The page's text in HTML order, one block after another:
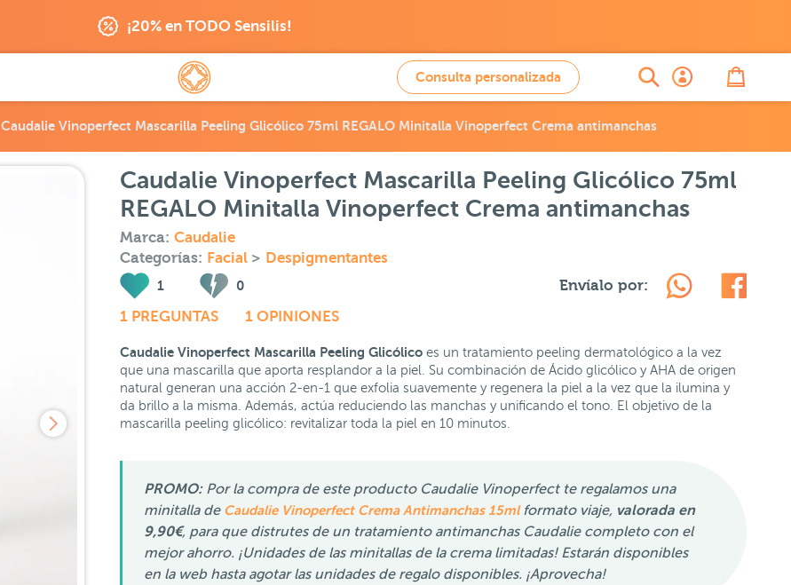
¡20% en TODO Sensilis!
Consulta personalizada
Caudalie Vinoperfect Mascarilla Peeling Glicólico 75ml REGALO Minitalla Vinoperfect Crema antimanchas
Caudalie Vinoperfect Mascarilla Peeling Glicólico 75ml
REGALO Minitalla Vinoperfect Crema antimanchas
Marca: Caudalie
Categorías: Facial > Despigmentantes
1 0
1 PREGUNTAS 1 OPINIONES
Envíalo por:
Caudalie Vinoperfect Mascarilla Peeling Glicólicoes un tratamiento peeling dermatológico a la vez
que una mascarilla que aporta resplandor a la piel. Su combinación de Ácido glicólico y AHA de origen
natural generan una acción 2-en-1 que exfolia suavemente y regenera la piel a la vez que la ilumina y
da brillo a la misma. Además, actúa reduciendo las manchas y unificando el tono. El objetivo de la
mascarilla peeling glicólico: revitalizar toda la piel en 10 minutos.
PROMO:Por la compra de este producto Caudalie Vinoperfect te regalamos una
minitalla de Caudalie Vinoperfect Crema Antimanchas 15mlformato viaje, valorada en
9,90€, para que distrutes de un tratamiento antimanchas Caudalie completo con el
mejor ahorro. ¡Unidades de las minitallas de la crema limitadas! Estarán disponibles
en la web hasta agotar las unidades de regalo disponibles. ¡Aprovecha!